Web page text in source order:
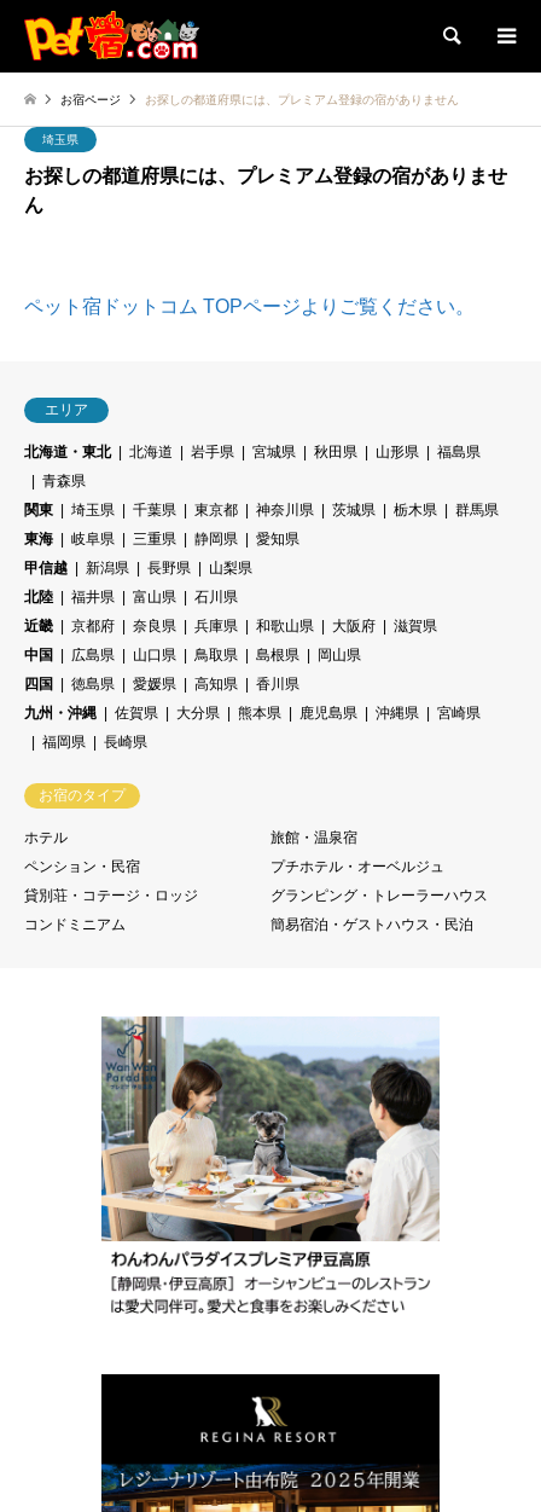
検索
お宿ページ お探しの都道府県には、プレミアム登録の宿がありません
埼玉県
お探しの都道府県には、プレミアム登録の宿がありませ
ん
ペット宿ドットコム TOPページよりご覧ください。
エリア
北海道・東北 北海道 岩手県 宮城県 秋田県 山形県
福島県
青森県
関東
埼玉県 千葉県 東京都 神奈川県 茨城県 栃木県
群馬県
東海
岐阜県 三重県 静岡県
愛知県
甲信越
新潟県 長野県
山梨県
北陸
福井県 富山県
石川県
近畿
京都府 奈良県 兵庫県 和歌山県 大阪府
滋賀県
中国
広島県 山口県 鳥取県 島根県
岡山県
四国
徳島県 愛媛県 高知県
香川県
九州・沖縄
佐賀県 大分県 熊本県 鹿児島県 沖縄県
宮崎県
福岡県
長崎県
お宿のタイプ
ホテル
旅館・温泉宿
ペンション・民宿
プチホテル・オーベルジュ
貸別荘・コテージ・ロッジ
グランピング・トレーラーハウス
コンドミニアム
簡易宿泊・ゲストハウス・民泊